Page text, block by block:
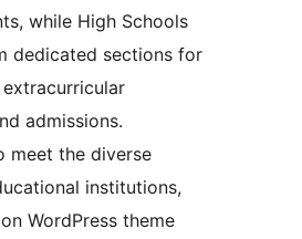
while High Schools
dedicated sections for
admissions.
meet the diverse
institutions,
WordPress theme